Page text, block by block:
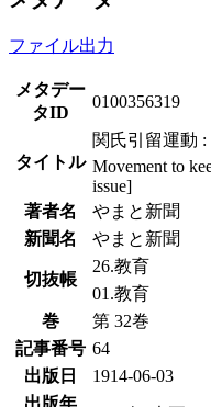
ファイル出力
メタデー
タID
0100356319
タイトル
関氏引留運動
Movement to
issue]
著者名
やまと新聞
新聞名
やまと新聞
切抜帳
26.教育
01.教育
巻
第 32巻
記事番号 64
出版日
1914-06-03
出版年